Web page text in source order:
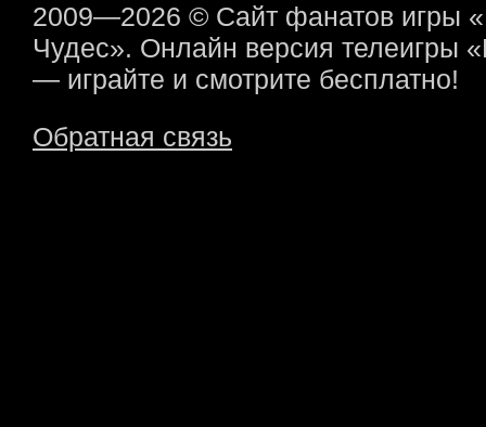
2009—2026 © Сайт фанатов игры
Чудес». Онлайн версия телеигры
— играйте и смотрите бесплатно!
Обратная связь